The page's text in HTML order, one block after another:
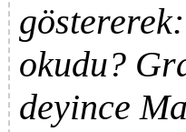
okudu?
deyince